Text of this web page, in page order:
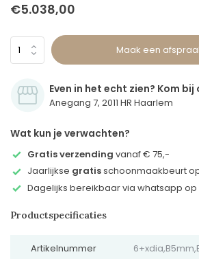
€5.038,00
Maak een
Even in het echt zien? Kom bij
Anegang 7, 2011 HR Haarlem
Wat kun je verwachten?
Gratis verzending vanaf € 75,-
Jaarlijkse gratisschoonmaakbeurt
Dagelijks bereikbaar via whatsapp op
Productspecificaties
Artikelnummer